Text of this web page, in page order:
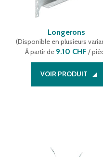
Longerons
(Disponible en plusieurs
À partir de 9.10 CHF /
VOIR PRODUIT